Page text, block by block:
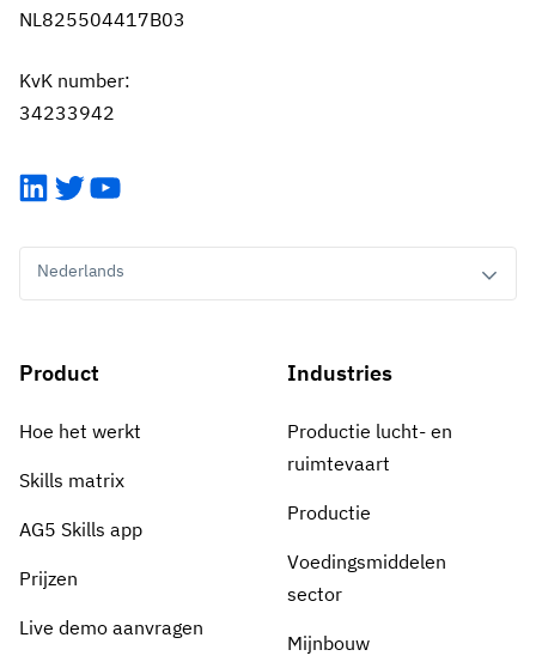
NL825504417B03
KvK number:
34233942
LinkedIn
TwitterYouTube
Nederlands
Product
Hoe het werkt
Skills matrix
AG5 Skills app
Prijzen
Live demo aanvragen
Industries
Productie lucht- en
ruimtevaart
Productie
Voedingsmiddelen
sector
Mijnbouw